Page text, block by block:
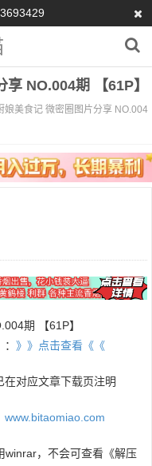
NO.004期 【61P】
娘美食记 微密圈图片分享 NO.004
期 【61P】
》》点击查看《《
对应文章下载页注明
www.bitaomiao.com
winrar，不会可查看《解压